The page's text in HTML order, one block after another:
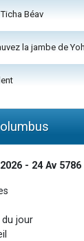
Béav
la jambe de
- 24 Av 5786
du jour